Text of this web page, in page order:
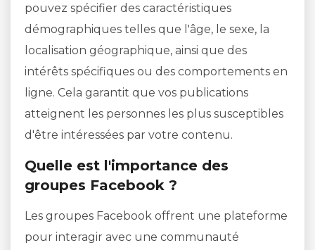
pouvez spécifier des caractéristiques
démographiques telles que l'âge, le sexe, la
localisation géographique, ainsi que des
intérêts spécifiques ou des comportements en
ligne. Cela garantit que vos publications
atteignent les personnes les plus susceptibles
d'être intéressées par votre contenu.
Quelle est l'importance des
groupes Facebook ?
Les groupes Facebook offrent une plateforme
pour interagir avec une communauté